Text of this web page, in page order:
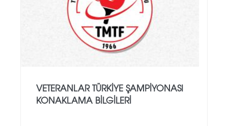
VETERANLAR TÜRKIYE ŞAMPIYONASI
KONAKLAMA BILGILERI